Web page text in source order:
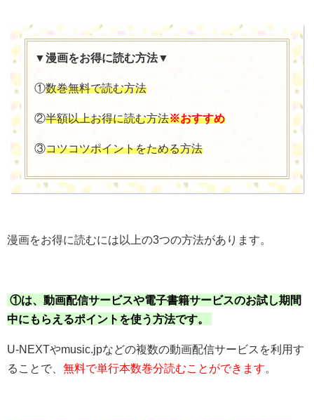
▼漫画をお得に読む方法▼
①数巻無料で読む方法
②半額以上お得に読む方法※おすすめ
③コツコツポイントをためる方法
漫画をお得に読むには以上の3つの方法があります。
①は、動画配信サービスや電子書籍サービスのお試し期間
中にもらえるポイントを使う方法です。
U-NEXTやmusic.jpなどの複数の動画配信サービスを利用す
ることで、 無料で単行本数巻分読むことができます